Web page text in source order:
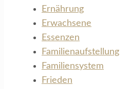
Ernährung
Erwachsene
Essenzen
Familienaufstellung
Familiensystem
Frieden